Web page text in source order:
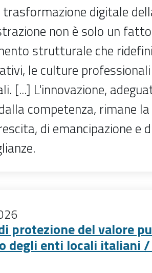
trasformazione digitale
non è solo un
strutturale che
le culture
[...] L'innovazione,
competenza, rimane
di emancipazione e
protezione del valore
degli enti locali italiani